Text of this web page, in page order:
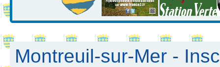
Montreuil-sur-Mer -